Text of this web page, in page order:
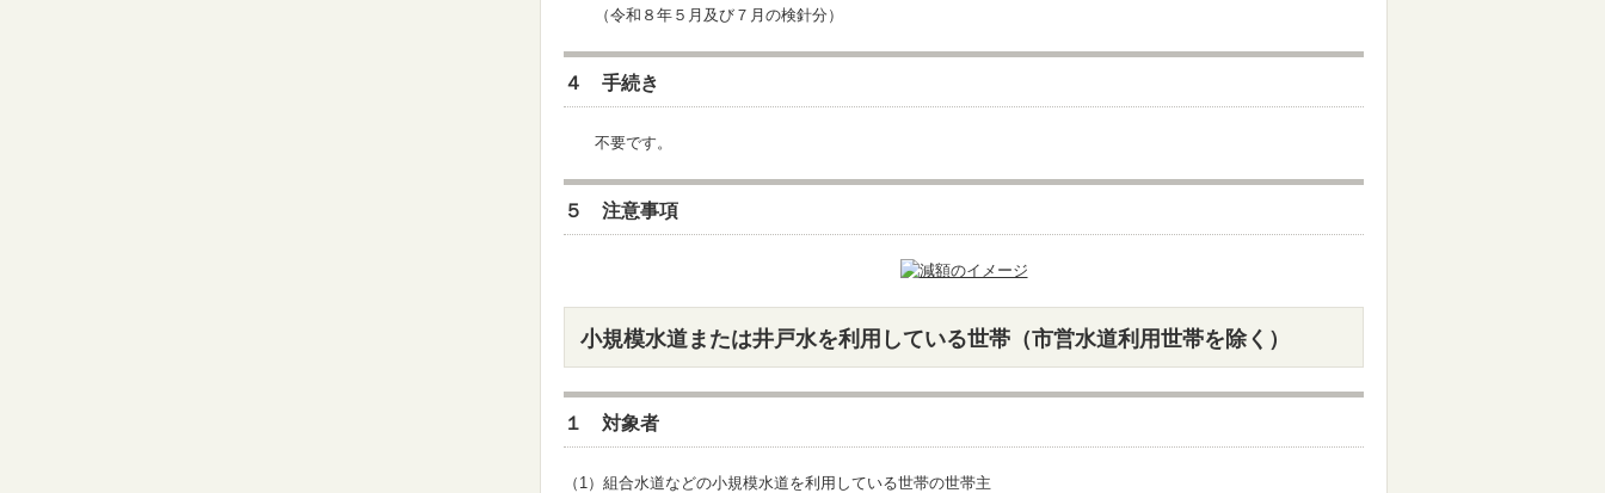
（令和８年５月及び７月の検針分）
４ 手続き
不要です。
５ 注意事項
小規模水道または井戸水を利用している世帯（市営水道利用世帯を除く）
１ 対象者
（1）組合水道などの小規模水道を利用している世帯の世帯主